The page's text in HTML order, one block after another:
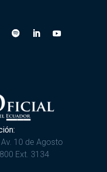
10 de Agosto
Ext. 3134